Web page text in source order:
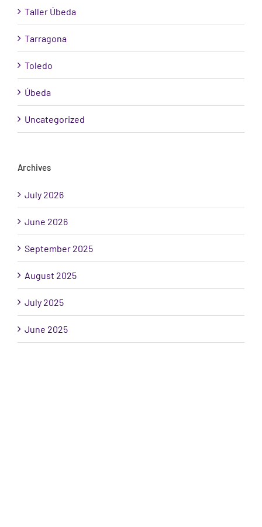
Taller Úbeda
Tarragona
Toledo
Úbeda
Uncategorized
Archives
July 2026
June 2026
September 2025
August 2025
July 2025
June 2025